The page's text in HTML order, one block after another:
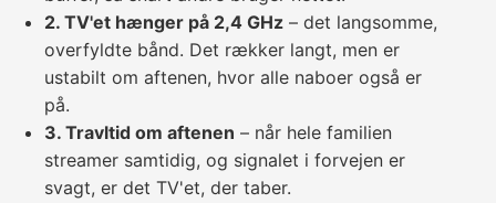
2. TV'et hænger på 2,4 GHz – det langsomme,
overfyldte bånd. Det rækker langt, men er
ustabilt om aftenen, hvor alle naboer også er
på.
3. Travltid om aftenen – når hele familien
streamer samtidig, og signalet i forvejen er
svagt, er det TV'et, der taber.